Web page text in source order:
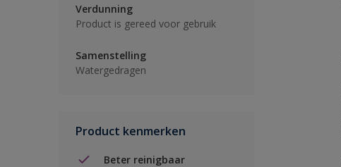
Verdunning
Product is gereed voor gebruik
Samenstelling
Watergedragen
Product kenmerken
Beter reinigbaar